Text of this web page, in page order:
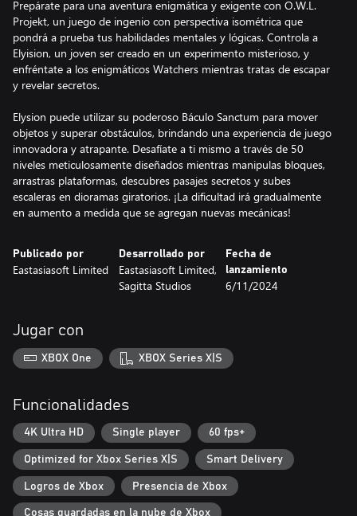
Prepárate para una aventura enigmática y exigente con O.W.L.
Projekt, un juego de ingenio con perspectiva isométrica que
pondrá a prueba tus habilidades mentales y lógicas. Controla a
Elyision, un joven ser creado en un experimento misterioso, y
enfréntate a los enigmáticos Watchers mientras tratas de escapar
y revelar secretos.
Elysion puede utilizar su poderoso Báculo Sanctum para mover
objetos y superar obstáculos, brindando una experiencia de juego
innovadora y atrapante. Desafíate a ti mismo a través de 50
niveles meticulosamente diseñados mientras manipulas bloques,
arrastras plataformas, descubres pasajes secretos y subes
escaleras en dioramas giratorios. ¡La dificultad irá gradualmente
en aumento a medida que se agregan nuevas mecánicas!
Publicado por
Eastasiasoft Limited
Desarrollado por
Eastasiasoft Limited,
Sagitta Studios
Fecha de
lanzamiento
6/11/2024
Jugar con
XBOX One XBOX Series X|S
Funcionalidades
4K Ultra HD Single player 60 fps+
Optimized for Xbox Series X|S Smart Delivery
Logros de Xbox Presencia de Xbox
Cosas guardadas en la nube de Xbox